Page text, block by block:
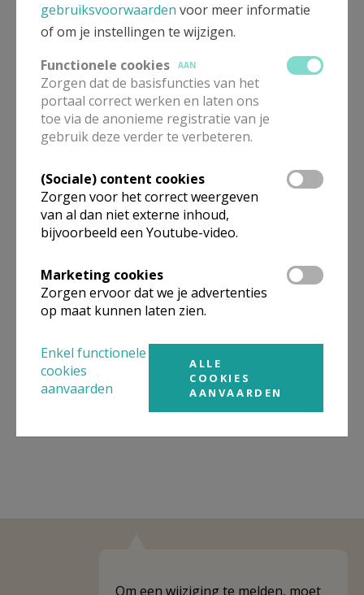
In deze kerk vinden geen weekendvieringen plaats. Via de
onderstaande lijst kan je het aanbod van kerken in de buurt
raadplegen.
Niet gevonden wat je zocht? Hier vind je
links naar kerken, eventueel van andere
organisaties, in de buurt.
Kerken in of nabij
Glabbeek -
Zuurbemde
Om een wijziging te melden, moet
gebruiksvoorwaarden voor meer informatie
of om je instellingen te wijzigen.
Functionele cookies
AAN
Zorgen dat de basisfuncties van het
portaal correct werken en laten ons
toe via de anonieme registratie van je
gebruik deze verder te verbeteren.
(Sociale) content cookies
Zorgen voor het correct weergeven
van al dan niet externe inhoud,
bijvoorbeeld een Youtube-video.
Marketing cookies
Zorgen ervoor dat we je advertenties
op maat kunnen laten zien.
Enkel functionele
cookies
aanvaarden
ALLE
COOKIES
AANVAARDEN